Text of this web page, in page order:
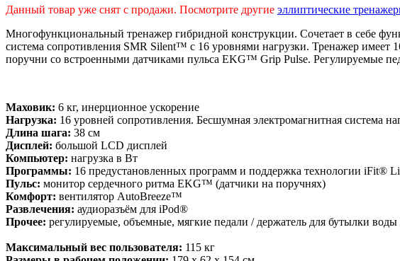
Данный товар уже снят с продажи. Посмотрите другие эллиптические
Многофункциональный тренажер гибридной конструкции. Сочетает в себе
система сопротивления SMR Silent™ с 16 уровнями нагрузки. Тренажер
поручни со встроенными датчиками пульса EKG™ Grip Pulse. Регулируемые
Маховик: 6 кг, инерционное ускорение
Нагрузка: 16 уровней сопротивления. Бесшумная электромагнитная система
Длина шага: 38 см
Дисплей: большой LCD дисплей
Компьютер: нагрузка в Вт
Программы: 16 предустановленных программ и поддержка технологии iFit®
Пульс: монитор сердечного ритма EKG™ (датчики на поручнях)
Комфорт: вентилятор AutoBreeze™
Развлечения: аудиоразъём для iPod®
Прочее: регулируемые, объемные, мягкие педали / держатель для бутылки
Максимальный вес пользователя: 115 кг